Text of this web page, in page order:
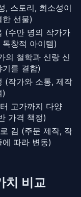
, 스토리, 희소성이
한 선물)
(수만 명의 작가가
창적 아이템)
의 철학과 신랑 신
기를 결합)
(작가와 소통, 제작
)
고가까지 다양
가격 책정)
김 (주문 제작, 작
에 따라 변동)
치 비교